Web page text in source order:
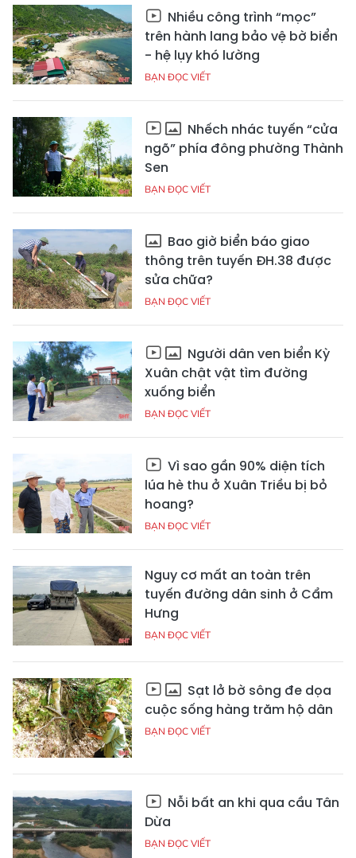
Nhiều công trình “mọc”
trên hành lang bảo vệ bờ biển
- hệ lụy khó lường
BẠN ĐỌC VIẾT
Nhếch nhác tuyến “cửa
ngõ” phía đông phường Thành
Sen
BẠN ĐỌC VIẾT
Bao giờ biển báo giao
thông trên tuyến ĐH.38 được
sửa chữa?
BẠN ĐỌC VIẾT
Người dân ven biển Kỳ
Xuân chật vật tìm đường
xuống biển
BẠN ĐỌC VIẾT
Vì sao gần 90% diện tích
lúa hè thu ở Xuân Triều bị bỏ
hoang?
BẠN ĐỌC VIẾT
Nguy cơ mất an toàn trên
tuyến đường dân sinh ở Cẩm
Hưng
BẠN ĐỌC VIẾT
Sạt lở bờ sông đe dọa
cuộc sống hàng trăm hộ dân
BẠN ĐỌC VIẾT
Nỗi bất an khi qua cầu Tân
Dừa
BẠN ĐỌC VIẾT